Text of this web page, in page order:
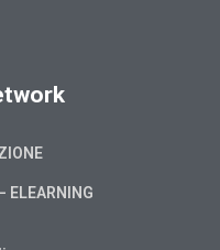
ELEARNING